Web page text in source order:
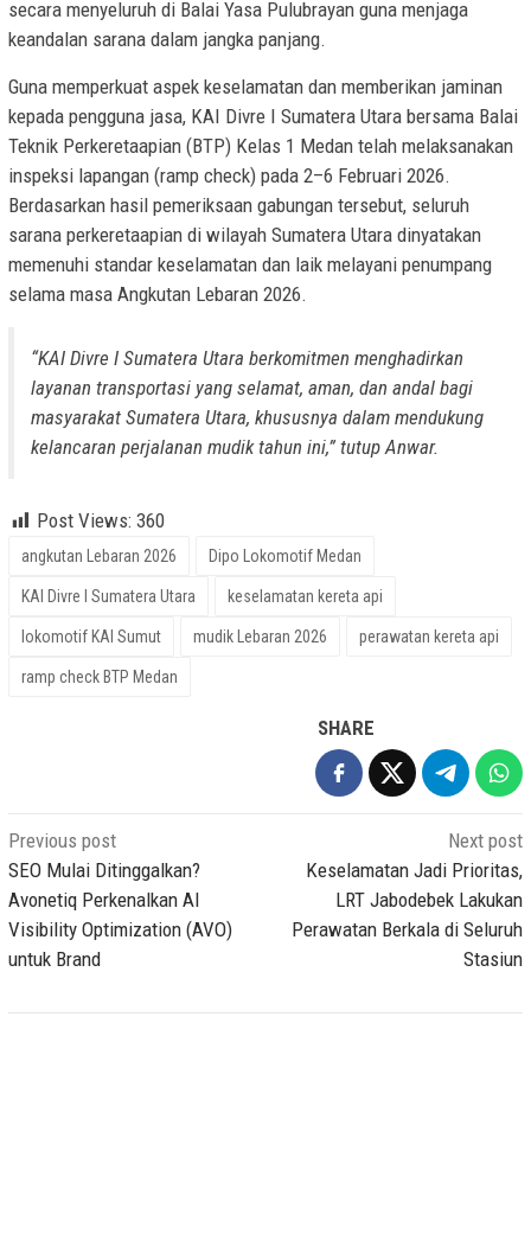
secara menyeluruh di Balai Yasa Pulubrayan guna menjaga
keandalan sarana dalam jangka panjang.
Guna memperkuat aspek keselamatan dan memberikan jaminan
kepada pengguna jasa, KAI Divre I Sumatera Utara bersama Balai
Teknik Perkeretaapian (BTP) Kelas 1 Medan telah melaksanakan
inspeksi lapangan (ramp check) pada 2–6 Februari 2026.
Berdasarkan hasil pemeriksaan gabungan tersebut, seluruh
sarana perkeretaapian di wilayah Sumatera Utara dinyatakan
memenuhi standar keselamatan dan laik melayani penumpang
selama masa Angkutan Lebaran 2026.
“KAI Divre I Sumatera Utara berkomitmen menghadirkan
layanan transportasi yang selamat, aman, dan andal bagi
masyarakat Sumatera Utara, khususnya dalam mendukung
kelancaran perjalanan mudik tahun ini,” tutup Anwar.
Post Views: 360
angkutan Lebaran 2026 Dipo Lokomotif Medan
KAI Divre I Sumatera Utara keselamatan kereta api
lokomotif KAI Sumut mudik Lebaran 2026 perawatan kereta api
ramp check BTP Medan
SHARE
Post
navigation
Previous post
SEO Mulai Ditinggalkan?
Avonetiq Perkenalkan AI
Visibility Optimization (AVO)
untuk Brand
Next post
Keselamatan Jadi Prioritas,
LRT Jabodebek Lakukan
Perawatan Berkala di Seluruh
Stasiun